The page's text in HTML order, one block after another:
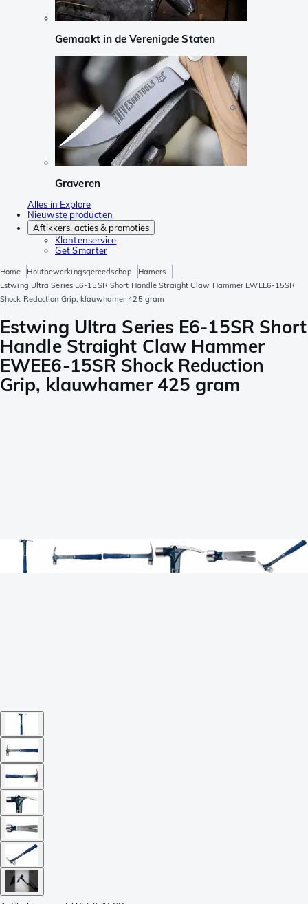
Gemaakt in de Verenigde Staten
Graveren
Alles in Explore
Nieuwste producten
Aftikkers, acties & promoties
Klantenservice
Get Smarter
Home Houtbewerkingsgereedschap
Hamers
Estwing Ultra Series E6-15SR Short Handle Straight Claw Hammer EWEE6-15SR
Shock Reduction Grip, klauwhamer 425 gram
Estwing Ultra Series E6-15SR Short
Handle Straight Claw Hammer
EWEE6-15SR Shock Reduction
Grip, klauwhamer 425 gram